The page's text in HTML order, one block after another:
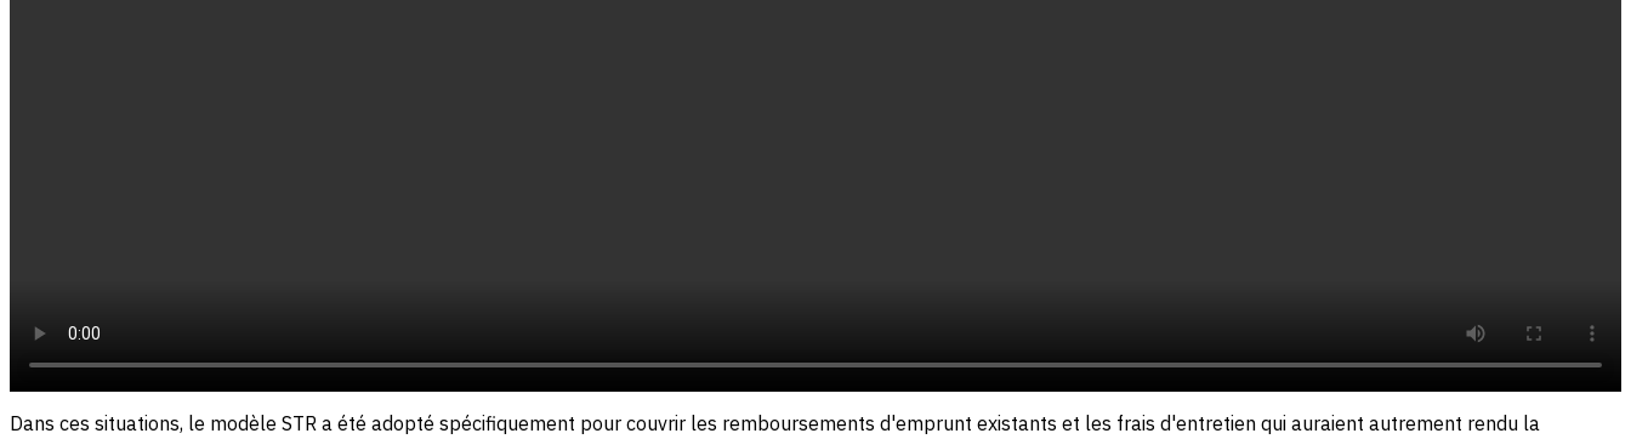
Dans ces situations, le modèle STR a été adopté spécifiquement pour couvrir les remboursements d'emprunt existants et les frais d'entretien qui auraient autrement rendu la